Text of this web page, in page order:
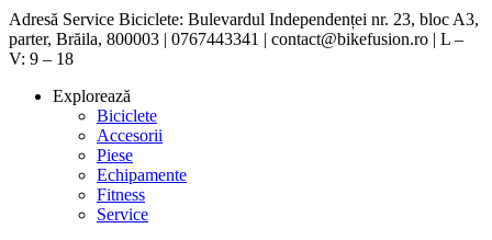
Adresă Service Biciclete: Bulevardul Independenței nr. 23, bloc A3,
parter, Brăila, 800003 | 0767443341 | contact@bikefusion.ro | L –
V: 9 – 18
Explorează
Biciclete
Accesorii
Piese
Echipamente
Fitness
Service